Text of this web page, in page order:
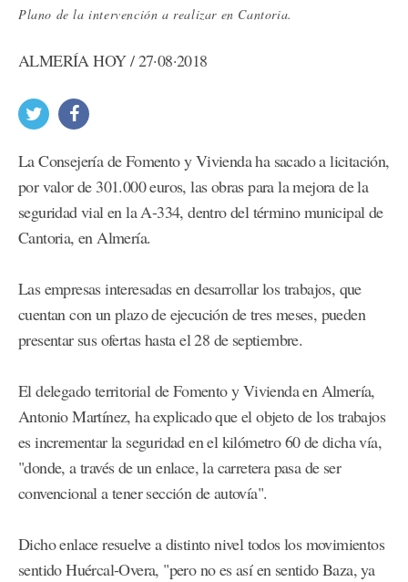
Plano de la intervención a realizar en Cantoria.
ALMERÍA HOY / 27·08·2018
La Consejería de Fomento y Vivienda ha sacado a licitación,
por valor de 301.000 euros, las obras para la mejora de la
seguridad vial en la A-334, dentro del término municipal de
Cantoria, en Almería.
Las empresas interesadas en desarrollar los trabajos, que
cuentan con un plazo de ejecución de tres meses, pueden
presentar sus ofertas hasta el 28 de septiembre.
El delegado territorial de Fomento y Vivienda en Almería,
Antonio Martínez, ha explicado que el objeto de los trabajos
es incrementar la seguridad en el kilómetro 60 de dicha vía,
"donde, a través de un enlace, la carretera pasa de ser
convencional a tener sección de autovía".
Dicho enlace resuelve a distinto nivel todos los movimientos
sentido Huércal-Overa, "pero no es así en sentido Baza, ya